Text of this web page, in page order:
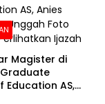
Magister di
Education AS,